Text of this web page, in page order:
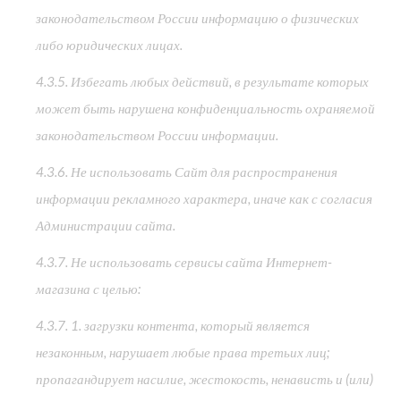
законодательством России информацию о физических
либо юридических лицах.
4.3.5. Избегать любых действий, в результате которых
может быть нарушена конфиденциальность охраняемой
законодательством России информации.
4.3.6. Не использовать Сайт для распространения
информации рекламного характера, иначе как с согласия
Администрации сайта.
4.3.7. Не использовать сервисы сайта Интернет-
магазина с целью:
4.3.7. 1. загрузки контента, который является
незаконным, нарушает любые права третьих лиц;
пропагандирует насилие, жестокость, ненависть и (или)